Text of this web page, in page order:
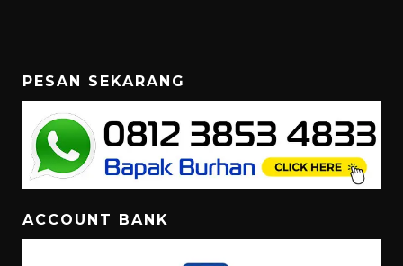
PESAN SEKARANG
ACCOUNT BANK